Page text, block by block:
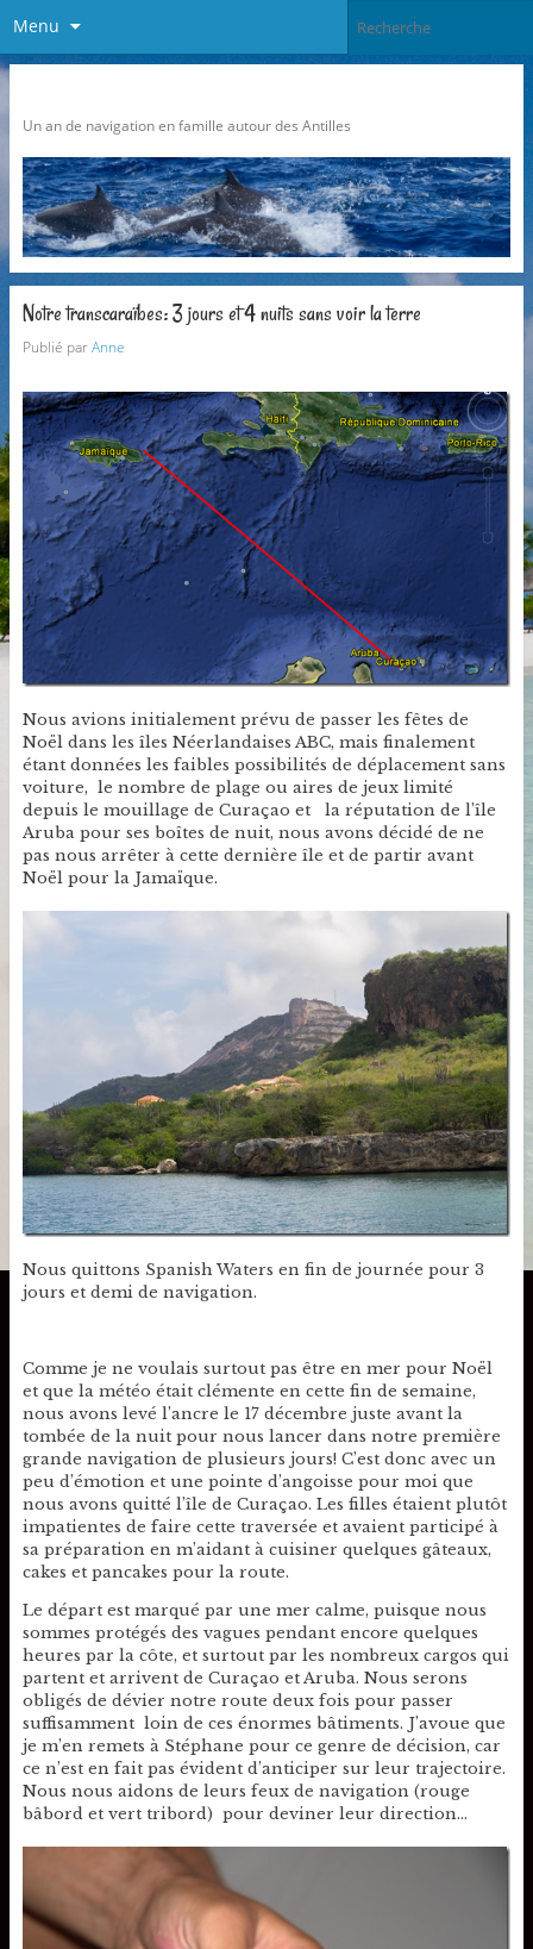
Menu
Un an de navigation en famille autour des Antilles
Notre transcaraïbes: 3 jours et 4 nuits sans voir la terre
Publié parAnne
Nous avions initialement prévu de passer les fêtes de
Noël dans les îles Néerlandaises ABC, mais finalement
étant données les faibles possibilités de déplacement sans
voiture, le nombre de plage ou aires de jeux limité
depuis le mouillage de Curaçao et la réputation de l’île
Aruba pour ses boîtes de nuit, nous avons décidé de ne
pas nous arrêter à cette dernière île et de partir avant
Noël pour la Jamaïque.
Nous quittons Spanish Waters en fin de journée pour 3
jours et demi de navigation.
Comme je ne voulais surtout pas être en mer pour Noël
et que la météo était clémente en cette fin de semaine,
nous avons levé l’ancre le 17 décembre juste avant la
tombée de la nuit pour nous lancer dans notre première
grande navigation de plusieurs jours! C’est donc avec un
peu d’émotion et une pointe d’angoisse pour moi que
nous avons quitté l’île de Curaçao. Les filles étaient plutôt
impatientes de faire cette traversée et avaient participé à
sa préparation en m’aidant à cuisiner quelques gâteaux,
cakes et pancakes pour la route.
Le départ est marqué par une mer calme, puisque nous
sommes protégés des vagues pendant encore quelques
heures par la côte, et surtout par les nombreux cargos qui
partent et arrivent de Curaçao et Aruba. Nous serons
obligés de dévier notre route deux fois pour passer
suffisamment loin de ces énormes bâtiments. J’avoue que
je m’en remets à Stéphane pour ce genre de décision, car
ce n’est en fait pas évident d’anticiper sur leur trajectoire.
Nous nous aidons de leurs feux de navigation (rouge
bâbord et vert tribord) pour deviner leur direction…